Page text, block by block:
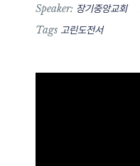
Speaker: 장기중앙교회
Tags 고린도전서